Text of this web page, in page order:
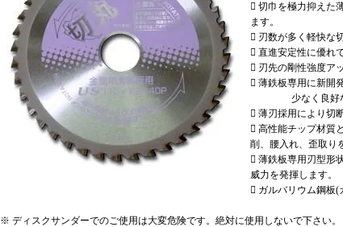
 切巾を極力抑えた
ます。
 刃数が多く軽快な
 直進安定性に優れ
 刃先の剛性強度ア
 薄鉄板専用に新開
少なく良好な切
 薄刃採用により切
 高性能チップ材質
削、腰入れ、歪取り
 薄鉄板専用刃型形
威力を発揮します。
 ガルバリウム鋼板(
※ ディスクサンダーでのご使用は大変危険です。絶対に使用しないで下さい。